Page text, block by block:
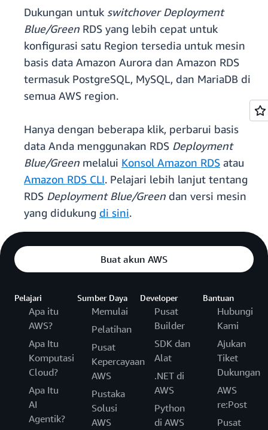
Dukungan untuk switchover Deployment
Blue/Green RDS yang lebih cepat untuk
konfigurasi satu Region tersedia untuk mesin
basis data Amazon Aurora dan Amazon RDS
termasuk PostgreSQL, MySQL, dan MariaDB di
semua AWS region.
Hanya dengan beberapa klik, perbarui basis
data Anda menggunakan RDS Deployment
Blue/Green melalui Konsol Amazon RDS atau
Amazon RDS CLI. Pelajari lebih lanjut tentang
RDS Deployment Blue/Green dan versi mesin
yang didukung di sini.
Buat akun AWS
Pelajari
Apa itu
AWS?
Apa Itu
Komputasi
Cloud?
Apa Itu
AI
Agentik?
Sumber Daya
Memulai
Pelatihan
Pusat
Kepercayaan
AWS
Pustaka
Solusi
AWS
Developer
Pusat
Builder
SDK dan
Alat
.NET di
AWS
Python
di AWS
Bantuan
Hubungi
Kami
Ajukan
Tiket
Dukungan
AWS
re:Post
Pusat